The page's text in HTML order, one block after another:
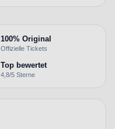
100% Original
Offizielle Tickets
Top bewertet
4,8/5 Sterne